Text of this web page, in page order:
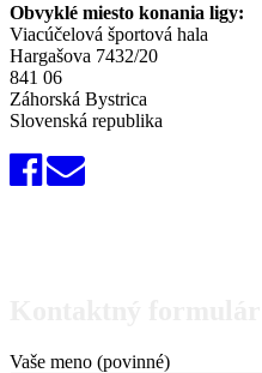
Obvyklé miesto konania ligy:
Viacúčelová športová hala
Hargašova 7432/20
841 06
Záhorská Bystrica
Slovenská republika
Vaše meno (povinné)